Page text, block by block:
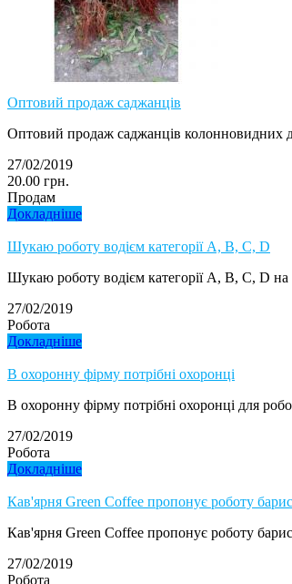
Оптовий продаж саджанців
Оптовий продаж саджанців колонновидних
27/02/2019
20.00 грн.
Продам
Докладніше
Шукаю роботу водієм категорії А, В, C, D
Шукаю роботу водієм категорії А, В, C, D на
27/02/2019
Робота
Докладніше
В охоронну фірму потрібні охоронці
В охоронну фірму потрібні охоронці для
27/02/2019
Робота
Докладніше
Кав'ярня Green Coffee пропонує роботу
Кав'ярня Green Coffee пропонує роботу
27/02/2019
Робота